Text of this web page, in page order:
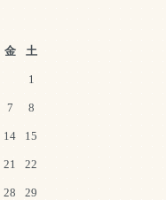
金 土
1
7 8
14 15
21 22
28 29